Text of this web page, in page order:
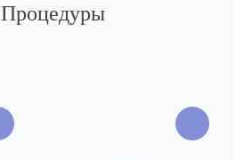
Процедуры